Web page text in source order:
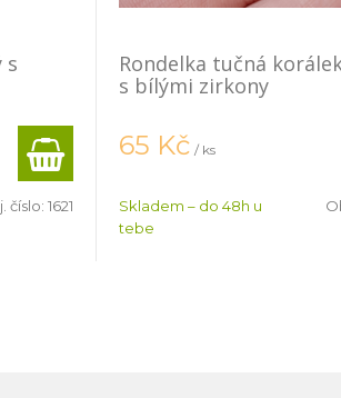
s
číslo: 1621
Rondelka tučná
s bílými zirkony
65 Kč / ks
Skladem – do 48h u
tebe